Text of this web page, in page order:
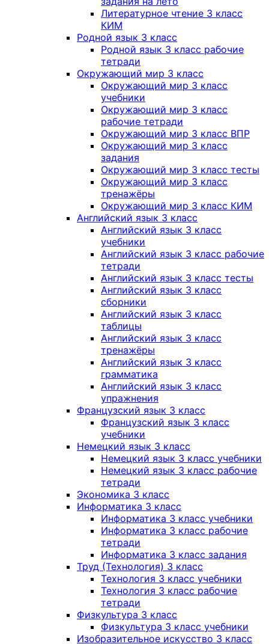
Литературное чтение 3 класс
КИМ
Родной язык 3 класс
Родной язык 3 класс рабочие
тетради
Окружающий мир 3 класс
Окружающий мир 3 класс
учебники
Окружающий мир 3 класс
рабочие тетради
Окружающий мир 3 класс ВПР
Окружающий мир 3 класс
задания
Окружающий мир 3 класс тесты
Окружающий мир 3 класс
тренажёры
Окружающий мир 3 класс КИМ
Английский язык 3 класс
Английский язык 3 класс
учебники
Английский язык 3 класс рабочие
тетради
Английский язык 3 класс тесты
Английский язык 3 класс
сборники
Английский язык 3 класс
таблицы
Английский язык 3 класс
тренажёры
Английский язык 3 класс
грамматика
Английский язык 3 класс
упражнения
Французский язык 3 класс
Французский язык 3 класс
учебники
Немецкий язык 3 класс
Немецкий язык 3 класс учебники
Немецкий язык 3 класс рабочие
тетради
Экономика 3 класс
Информатика 3 класс
Информатика 3 класс учебники
Информатика 3 класс рабочие
тетради
Информатика 3 класс задания
Труд (Технология) 3 класс
Технология 3 класс учебники
Технология 3 класс рабочие
тетради
Физкультура 3 класс
Физкультура 3 класс учебники
Изобразительное искусство 3 класс